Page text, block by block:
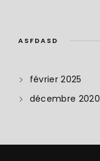
ASFDASD
février 2025
décembre 2020